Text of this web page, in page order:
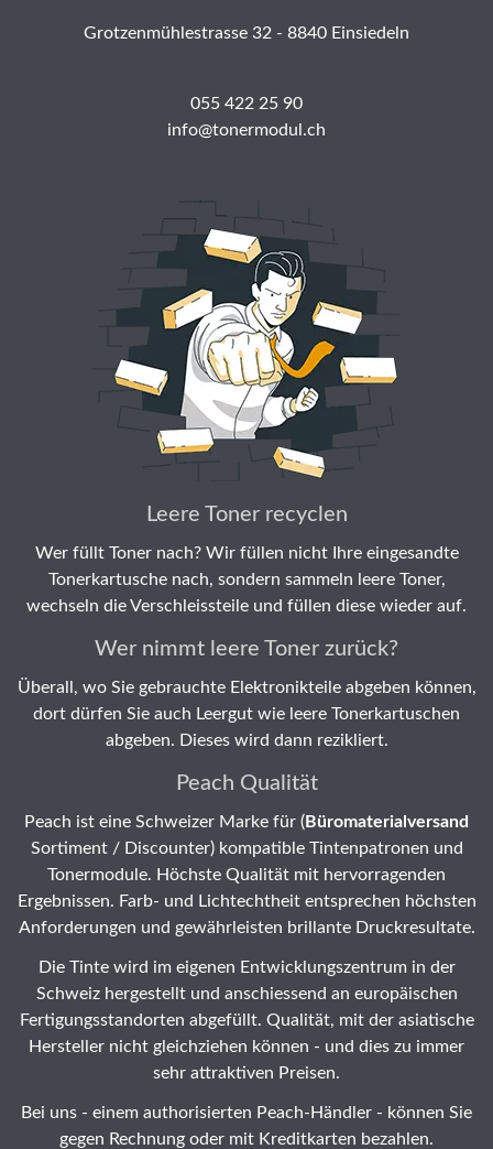
Grotzenmühlestrasse 32 - 8840 Einsiedeln
055 422 25 90
info@tonermodul.ch
Leere Toner recyclen
Wer füllt Toner nach? Wir füllen nicht Ihre eingesandte
Tonerkartusche nach, sondern sammeln leere Toner,
wechseln die Verschleissteile und füllen diese wieder auf.
Wer nimmt leere Toner zurück?
Überall, wo Sie gebrauchte Elektronikteile abgeben können,
dort dürfen Sie auch Leergut wie leere Tonerkartuschen
abgeben. Dieses wird dann rezikliert.
Peach Qualität
Peach ist eine Schweizer Marke für (Büromaterialversand
Sortiment / Discounter) kompatible Tintenpatronen und
Tonermodule. Höchste Qualität mit hervorragenden
Ergebnissen. Farb- und Lichtechtheit entsprechen höchsten
Anforderungen und gewährleisten brillante Druckresultate.
Die Tinte wird im eigenen Entwicklungszentrum in der
Schweiz hergestellt und anschiessend an europäischen
Fertigungsstandorten abgefüllt. Qualität, mit der asiatische
Hersteller nicht gleichziehen können - und dies zu immer
sehr attraktiven Preisen.
Bei uns - einem authorisierten Peach-Händler - können Sie
gegen Rechnung oder mit Kreditkarten bezahlen.